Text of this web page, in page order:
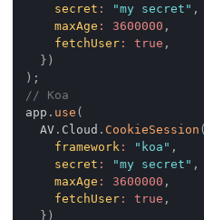
secret : "my secret" ,
maxAge : 3600000 ,
fetchUser : true ,
} )
) ;
// Koa
app . use (
AV . Cloud . CookieSession (
framework : "koa" ,
secret : "my secret" ,
maxAge : 3600000 ,
fetchUser : true ,
} )